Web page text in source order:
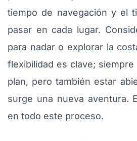
tiempo de navegación y el
pasar en cada lugar.
para nadar o explorar la
flexibilidad es clave;
plan, pero también estar
surge una nueva aventura.
en todo este proceso.